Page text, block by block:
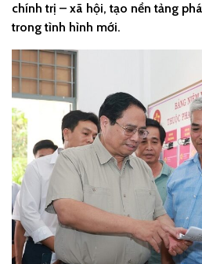
chính trị – xã hội, tạo nền tảng
trong tình hình mới.